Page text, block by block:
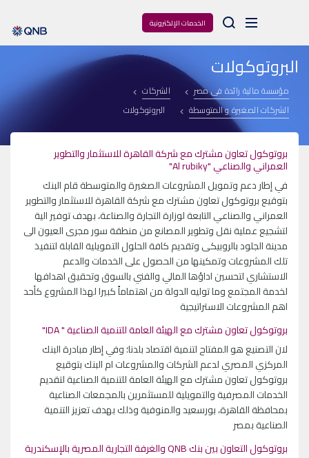
الخدمات الإلكترونية Arama
البروتوكولات
مؤسسة مالية رائدة فى مصر
الشركات
الشركات الصغيرة و المتوسطة
البروتوكولات
بروتوكول تعاون مشترك مع شركة القاهرة للاستثمار والتطوير
العمراني والصناعي "Al rubiky"
في إطار دعم وتمويل المشروعات الصغيرة والمتوسطة قام البنك
بتوقيع بروتوكول تعاون مشترك مع شركة القاهرة للاستثمار والتطوير
العمراني والصناعي التابعة لوزارة التجارة والصناعة، بهدف توفير الية
لتشجيع عملية نقل وتطوير المصانع من منطقة سور مجرى العيون الى
مدينة الجلود بالروبيكى وتقديم كافة الحلول التمويلية القابلة لتنفيذ
تلك المشروعات وتمكينها من الحصول على الخدمات والدعم
الاستشاري لتحسين اداؤها المالي والفني بالسوق وتحقيق اهدافها
لخدمة المجتمع وما توليه الدولة من اهتماماً كبيرا لهذا المشروع كأحد
اهم المشروعات الاستراتيجية
بروتوكول تعاون مشترك مع الهيئة العامة للتنمية الصناعية " IDA"
لان التصنيع هو المفتاح لتنمية اقتصاد بلدنا؛ وفي إطار مبادرة البنك
المركزي المصري لدعم الشركات والمشروعات ام البنك بتوقيع
بروتوكول تعاون مشترك مع الهيئة العامة للتنمية الصناعية لتقديم
الخدمات المصرفية والتمويلية للمستثمرين بالمجمعات الصناعية
بمحافظة القاهرة، بورسعيد والمنوفية وذلك بهدف تعزيز التنمية
الصناعية بمصر
بروتوكول التعاون بين بنك QNB والغرفة التجارية المصرية بالإسكندرية